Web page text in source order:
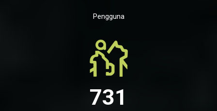
Pengguna
731